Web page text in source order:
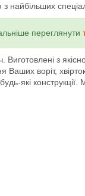
переглянути
з
воріт,
які